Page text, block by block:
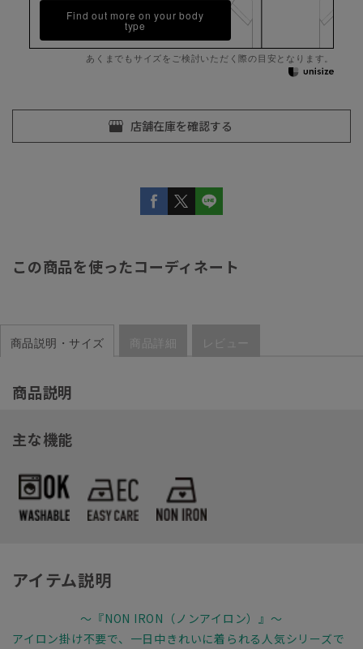
Find out more on your body
type
あくまでもサイズをご検討いただく際の目安となります。
この商品を使ったコーディネート
商品説明・サイズ 商品詳細 レビュー
商品説明
主な機能
アイテム説明
～『NON IRON（ノンアイロン）』～
アイロン掛け不要で、一日中きれいに着られる人気シリーズで